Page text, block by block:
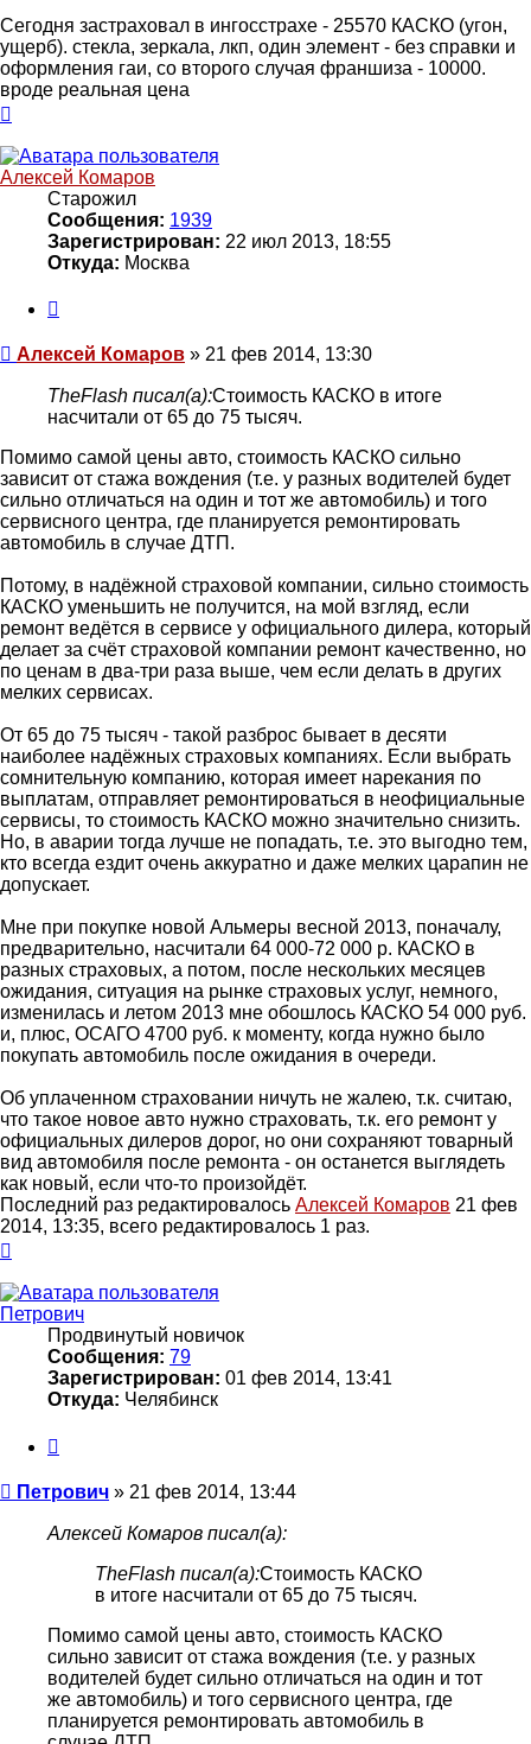
Сегодня застраховал в ингосстрахе - 25570 КАСКО (угон,
ущерб). стекла, зеркала, лкп, один элемент - без справки и
оформления гаи, со второго случая франшиза - 10000.
вроде реальная цена
началу
Алексей Комаров
Старожил
Сообщения: 1939
Зарегистрирован: 22 июл 2013, 18:55
Откуда: Москва
Сообщение
Алексей Комаров » 21 фев 2014, 13:30
TheFlash писал(а):Стоимость КАСКО в итоге
насчитали от 65 до 75 тысяч.
Помимо самой цены авто, стоимость КАСКО сильно
зависит от стажа вождения (т.е. у разных водителей будет
сильно отличаться на один и тот же автомобиль) и того
сервисного центра, где планируется ремонтировать
автомобиль в случае ДТП.
Потому, в надёжной страховой компании, сильно стоимость
КАСКО уменьшить не получится, на мой взгляд, если
ремонт ведётся в сервисе у официального дилера, который
делает за счёт страховой компании ремонт качественно, но
по ценам в два-три раза выше, чем если делать в других
мелких сервисах.
От 65 до 75 тысяч - такой разброс бывает в десяти
наиболее надёжных страховых компаниях. Если выбрать
сомнительную компанию, которая имеет нарекания по
выплатам, отправляет ремонтироваться в неофициальные
сервисы, то стоимость КАСКО можно значительно снизить.
Но, в аварии тогда лучше не попадать, т.е. это выгодно тем,
кто всегда ездит очень аккуратно и даже мелких царапин не
допускает.
Мне при покупке новой Альмеры весной 2013, поначалу,
предварительно, насчитали 64 000-72 000 р. КАСКО в
разных страховых, а потом, после нескольких месяцев
ожидания, ситуация на рынке страховых услуг, немного,
изменилась и летом 2013 мне обошлось КАСКО 54 000 руб.
и, плюс, ОСАГО 4700 руб. к моменту, когда нужно было
покупать автомобиль после ожидания в очереди.
Об уплаченном страховании ничуть не жалею, т.к. считаю,
что такое новое авто нужно страховать, т.к. его ремонт у
официальных дилеров дорог, но они сохраняют товарный
вид автомобиля после ремонта - он останется выглядеть
как новый, если что-то произойдёт.
Последний раз редактировалось Алексей Комаров 21 фев
2014, 13:35, всего редактировалось 1 раз.
началу
Петрович
Продвинутый новичок
Сообщения: 79
Зарегистрирован: 01 фев 2014, 13:41
Откуда: Челябинск
Сообщение
Петрович » 21 фев 2014, 13:44
Алексей Комаров писал(а):
TheFlash писал(а):Стоимость КАСКО
в итоге насчитали от 65 до 75 тысяч.
Помимо самой цены авто, стоимость КАСКО
сильно зависит от стажа вождения (т.е. у разных
водителей будет сильно отличаться на один и тот
же автомобиль) и того сервисного центра, где
планируется ремонтировать автомобиль в